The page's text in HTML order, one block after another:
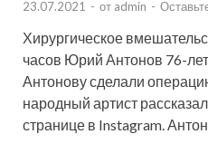
23.07.2021 - от admin -
Хирургическое
часов Юрий Антонов 76-
Антонову сделали
народный артист
странице в Instagram.